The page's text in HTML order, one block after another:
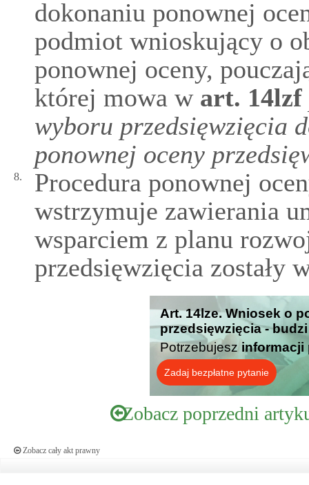
dokonaniu ponownej
podmiot wnioskujący o
ponownej oceny,
której mowa wart. 14lzf
wyboru przedsięwzięcia
ponownej oceny
8.
Procedura ponownej
wstrzymuje zawierania
wsparciem z planu
przedsięwzięcia zostały
Art. 14lze. Wniosek o
przedsięwzięcia -
Potrzebujesz informacji
Zadaj bezpłatne pytanie
Zobacz poprzedni
Zobacz cały akt prawny